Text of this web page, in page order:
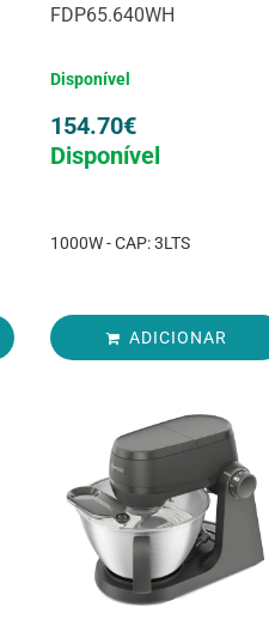
FDP65.640WH
Disponível
154.70€
Disponível
1000W - CAP: 3LTS
ADICIONAR